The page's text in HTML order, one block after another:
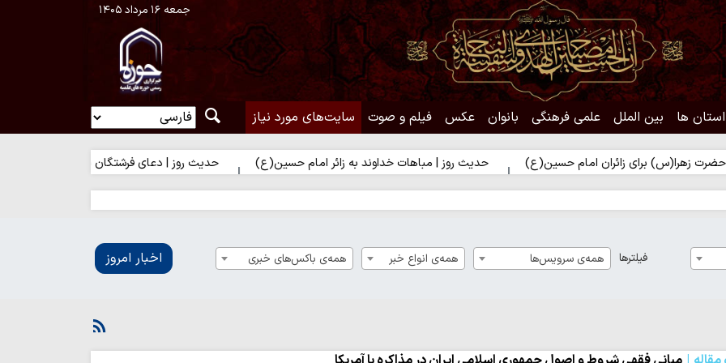
جمعه ۱۶ مرداد ۱۴۰۵
استان ها بین الملل علمی فرهنگی بانوان عکس فیلم و صوت سایت‌های مورد نیاز
زائران امام حسین(ع) حدیث روز | مباهات خداوند به زائر امام حسین(ع) حدیث روز | دعای فرشتگان برای زائر امام حسین(ع)
فیلترها همه‌ی سرویس‌ها همه‌ی انواع خبر همه‌ی باکس‌های خبری اخبار امروز